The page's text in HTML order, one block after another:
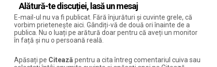
Alătură-te discuției, lasă un mesaj
E-mail-ul nu va fi publicat. Fără înjurături și cuvinte grele, că
vorbim prietenește aici. Gândiți-vă de două ori înainte de a
publica. Nu o luați pe arătură doar pentru că aveți un monitor
în față și nu o persoană reală.
Apăsați pe Citează pentru a cita întreg comentariul cuiva sau